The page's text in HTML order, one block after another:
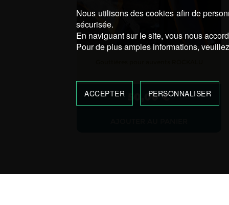
50,00€
Nous utilisons des cookies afin de
sécurisée.
En naviguant sur le site, vous nous
Pour de plus amples informations,
ACCEPTER PERSONNALISER